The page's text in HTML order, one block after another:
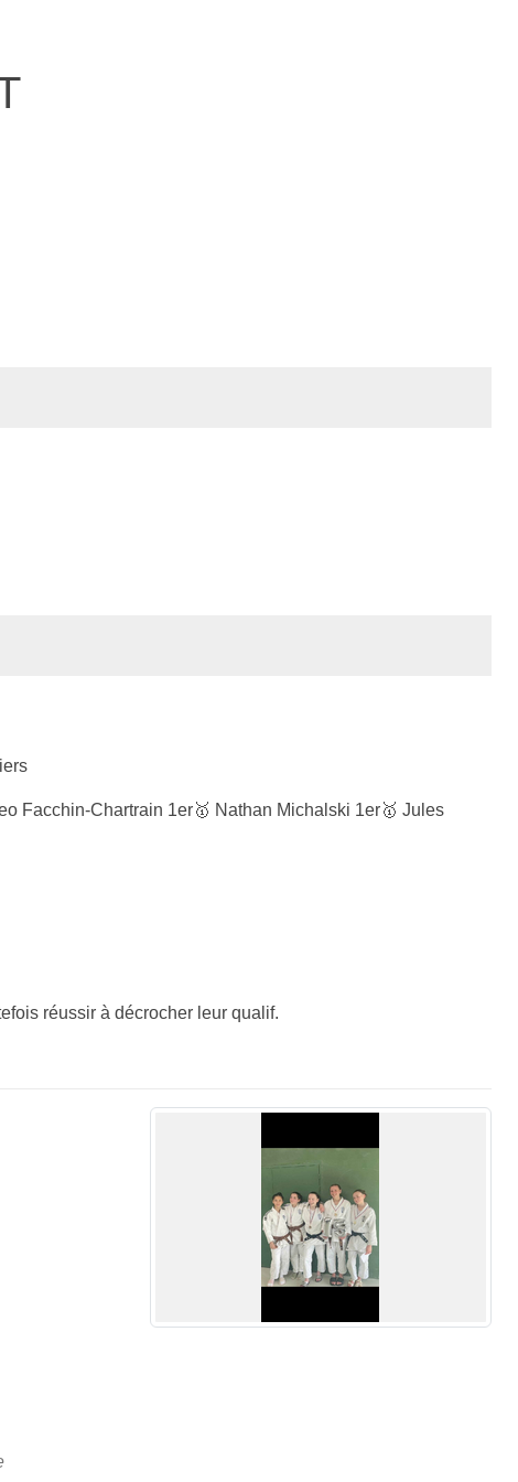
Facchin-Chartrain 1er🥇 Nathan Michalski 1er🥇 Jules
réussir à décrocher leur qualif.